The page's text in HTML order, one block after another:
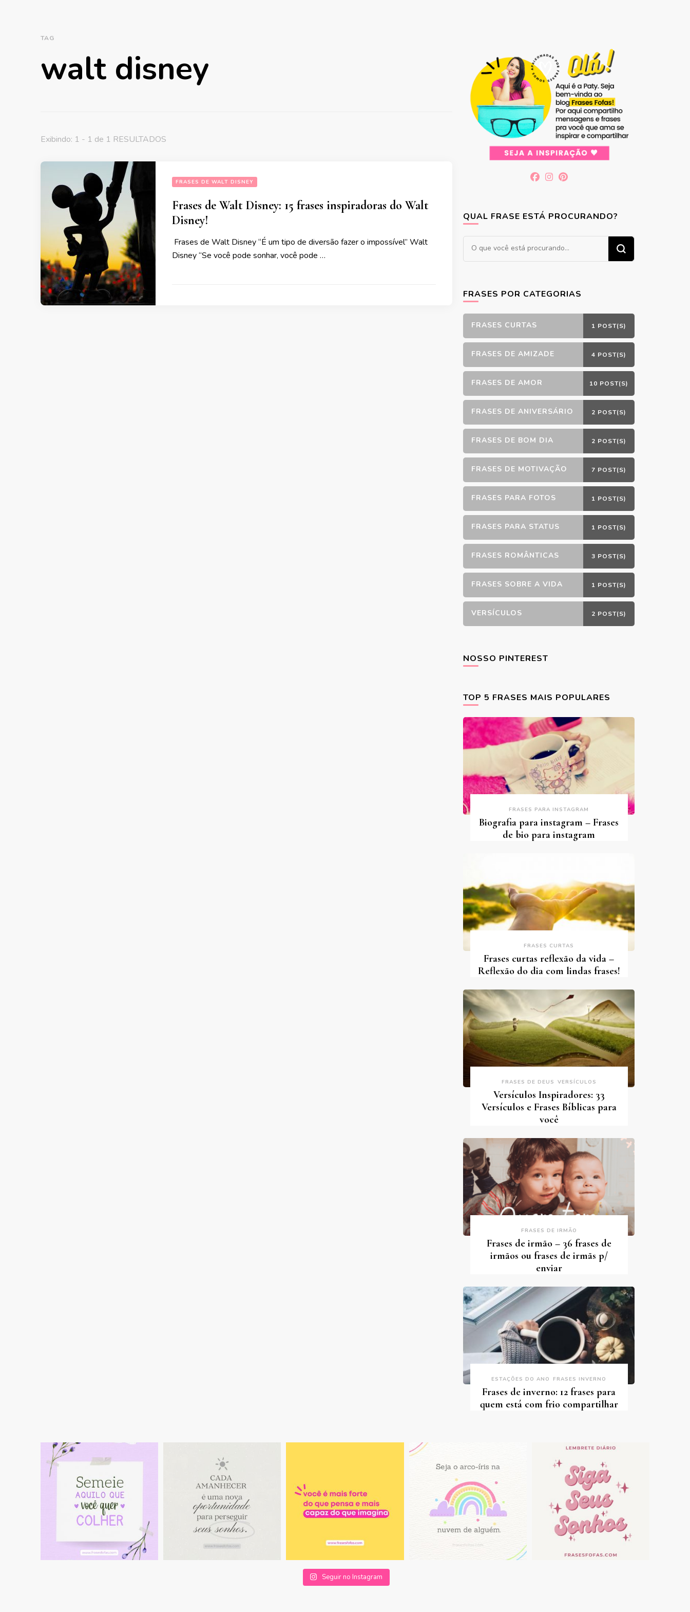
TAG
walt disney
Exibindo: 1 - 1 de 1 RESULTADOS
FRASES DE WALT DISNEY
Frases de Walt Disney: 15 frases inspiradoras do Walt
Disney!
Frases de Walt Disney “É um tipo de diversão fazer o impossível” Walt
Disney “Se você pode sonhar, você pode …
QUAL FRASE ESTÁ PROCURANDO?
Procurando
algo?
FRASES POR CATEGORIAS
FRASES CURTAS 1 POST(S)
FRASES DE AMIZADE 4 POST(S)
FRASES DE AMOR 10 POST(S)
FRASES DE ANIVERSÁRIO 2 POST(S)
FRASES DE BOM DIA 2 POST(S)
FRASES DE MOTIVAÇÃO 7 POST(S)
FRASES PARA FOTOS 1 POST(S)
FRASES PARA STATUS 1 POST(S)
FRASES ROMÂNTICAS 3 POST(S)
FRASES SOBRE A VIDA 1 POST(S)
VERSÍCULOS 2 POST(S)
NOSSO PINTEREST
TOP 5 FRASES MAIS POPULARES
FRASES PARA INSTAGRAM
Biografia para instagram – Frases
de bio para instagram
FRASES CURTAS
Frases curtas reflexão da vida –
Reflexão do dia com lindas frases!
FRASES DE DEUS VERSÍCULOS
Versículos Inspiradores: 33
Versículos e Frases Bíblicas para
você
FRASES DE IRMÃO
Frases de irmão – 36 frases de
irmãos ou frases de irmãs p/
enviar
ESTAÇÕES DO ANO FRASES INVERNO
Frases de inverno: 12 frases para
quem está com frio compartilhar
Seguir no Instagram